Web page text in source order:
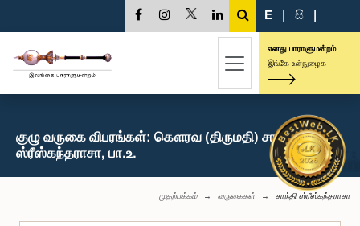
E | සි |
எனது பாராளுமன்றம்
இங்கே உள்நுழைக
குழு வருகை விபரங்கள்: கௌரவ (திருமதி) சாந்தி
ஸ்ரீஸ்கந்தராசா, பா.உ.
முதற்பக்கம் வருகைகள் சாந்தி ஸ்ரீஸ்கந்தராசா